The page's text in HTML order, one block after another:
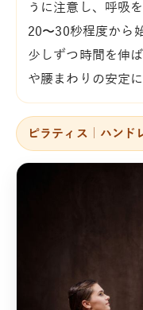
うに注意し、呼吸
20〜30秒程度から
少しずつ時間を伸
や腰まわりの安定
ピラティス｜ハンド